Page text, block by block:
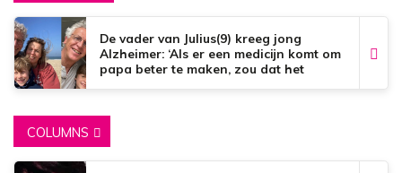
De vader van Julius(9) kreeg jong
Alzheimer: ‘Als er een medicijn komt om
papa beter te maken, zou dat het
COLUMNS